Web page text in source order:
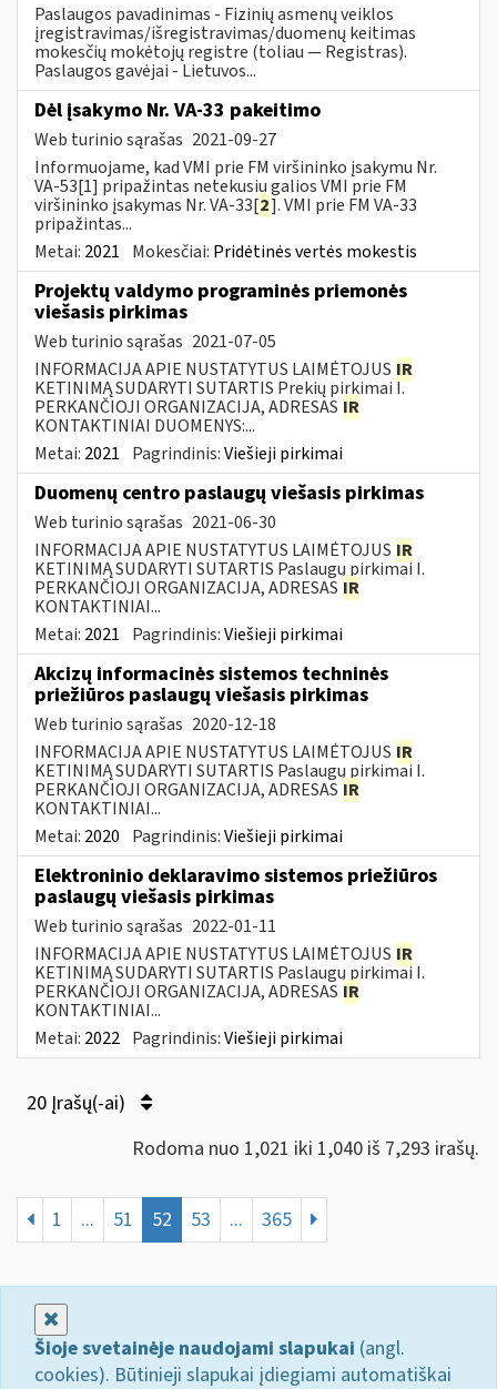
Paslaugos pavadinimas - Fizinių asmenų veiklos
įregistravimas/išregistravimas/duomenų keitimas
mokesčių mokėtojų registre (toliau — Registras).
Paslaugos gavėjai - Lietuvos...
Dėl įsakymo Nr. VA-33 pakeitimo
Web turinio sąrašas 2021-09-27
Informuojame, kad VMI prie FM viršininko įsakymu Nr.
VA-53[1] pripažintas netekusiu galios VMI prie FM
viršininko įsakymas Nr. VA-33[2]. VMI prie FM VA-33
pripažintas...
Metai: 2021 Mokesčiai: Pridėtinės vertės mokestis
Projektų valdymo programinės priemonės
viešasis pirkimas
Web turinio sąrašas 2021-07-05
INFORMACIJA APIE NUSTATYTUS LAIMĖTOJUS IR
KETINIMĄ SUDARYTI SUTARTIS Prekių pirkimai I.
PERKANČIOJI ORGANIZACIJA, ADRESAS IR
KONTAKTINIAI DUOMENYS:...
Metai: 2021 Pagrindinis:Viešieji pirkimai
Duomenų centro paslaugų viešasis pirkimas
Web turinio sąrašas 2021-06-30
INFORMACIJA APIE NUSTATYTUS LAIMĖTOJUS IR
KETINIMĄ SUDARYTI SUTARTIS Paslaugų pirkimai I.
PERKANČIOJI ORGANIZACIJA, ADRESAS IR
KONTAKTINIAI...
Metai: 2021 Pagrindinis:Viešieji pirkimai
Akcizų informacinės sistemos techninės
priežiūros paslaugų viešasis pirkimas
Web turinio sąrašas 2020-12-18
INFORMACIJA APIE NUSTATYTUS LAIMĖTOJUS IR
KETINIMĄ SUDARYTI SUTARTIS Paslaugų pirkimai I.
PERKANČIOJI ORGANIZACIJA, ADRESAS IR
KONTAKTINIAI...
Metai: 2020 Pagrindinis:Viešieji pirkimai
Elektroninio deklaravimo sistemos priežiūros
paslaugų viešasis pirkimas
Web turinio sąrašas 2022-01-11
INFORMACIJA APIE NUSTATYTUS LAIMĖTOJUS IR
KETINIMĄ SUDARYTI SUTARTIS Paslaugų pirkimai I.
PERKANČIOJI ORGANIZACIJA, ADRESAS IR
KONTAKTINIAI...
Metai: 2022 Pagrindinis:Viešieji pirkimai
20 Įrašų(-ai)
Rodoma nuo 1,021 iki 1,040 iš 7,293 irašų.
1 ... 51 52 53 ... 365
Šioje svetainėje naudojami slapukai (angl.
cookies). Būtinieji slapukai įdiegiami automatiškai